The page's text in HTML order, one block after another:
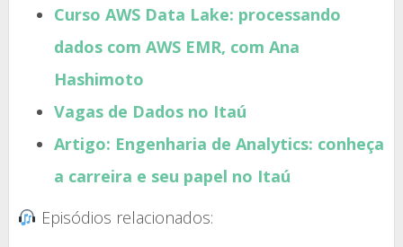
Curso AWS Data Lake: processando
dados com AWS EMR, com Ana
Hashimoto
Vagas de Dados no Itaú
Artigo: Engenharia de Analytics: conheça
a carreira e seu papel no Itaú
Episódios relacionados: